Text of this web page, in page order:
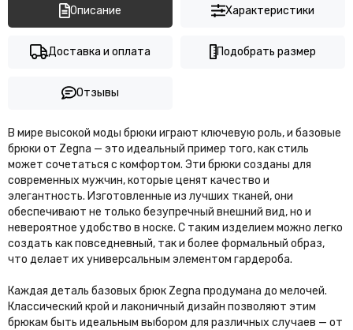
Описание Характеристики
Доставка и оплата Подобрать размер
Отзывы
В мире высокой моды брюки играют ключевую роль, и базовые
брюки от Zegna — это идеальный пример того, как стиль
может сочетаться с комфортом. Эти брюки созданы для
современных мужчин, которые ценят качество и
элегантность. Изготовленные из лучших тканей, они
обеспечивают не только безупречный внешний вид, но и
невероятное удобство в носке. С таким изделием можно легко
создать как повседневный, так и более формальный образ,
что делает их универсальным элементом гардероба.
Каждая деталь базовых брюк Zegna продумана до мелочей.
Классический крой и лаконичный дизайн позволяют этим
брюкам быть идеальным выбором для различных случаев — от